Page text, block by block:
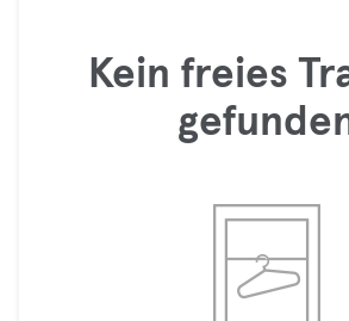
Kein freies